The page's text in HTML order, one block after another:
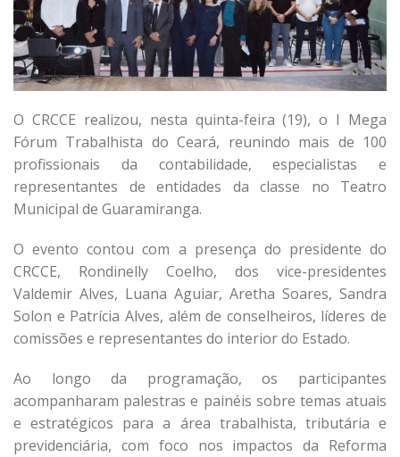
O CRCCE realizou, nesta quinta-feira (19), o I Mega
Fórum Trabalhista do Ceará, reunindo mais de 100
profissionais da contabilidade, especialistas e
representantes de entidades da classe no Teatro
Municipal de Guaramiranga.
O evento contou com a presença do presidente do
CRCCE, Rondinelly Coelho, dos vice-presidentes
Valdemir Alves, Luana Aguiar, Aretha Soares, Sandra
Solon e Patrícia Alves, além de conselheiros, líderes de
comissões e representantes do interior do Estado.
Ao longo da programação, os participantes
acompanharam palestras e painéis sobre temas atuais
e estratégicos para a área trabalhista, tributária e
previdenciária, com foco nos impactos da Reforma